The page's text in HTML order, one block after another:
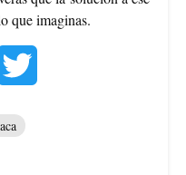
que imaginas.